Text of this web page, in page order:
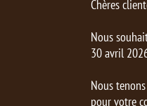
Chères
Nous
30 avril
Nous
pour votre